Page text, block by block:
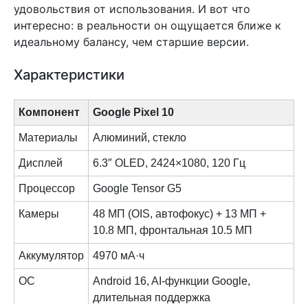
удовольствия от использования. И вот что
интересно: в реальности он ощущается ближе к
идеальному балансу, чем старшие версии.
Характеристики
Компонент Google Pixel 10
Материалы Алюминий, стекло
Дисплей 6.3″ OLED, 2424×1080, 120 Гц
Процессор Google Tensor G5
Камеры
48 МП (OIS, автофокус) + 13 МП +
10.8 МП, фронтальная 10.5 МП
Аккумулятор 4970 мА·ч
ОС
Android 16, AI-функции Google,
длительная поддержка